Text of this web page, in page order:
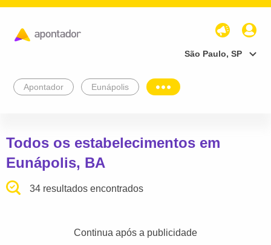
São Paulo, SP
Apontador Eunápolis
Todos os estabelecimentos em
Eunápolis, BA
34 resultados encontrados
Continua após a publicidade